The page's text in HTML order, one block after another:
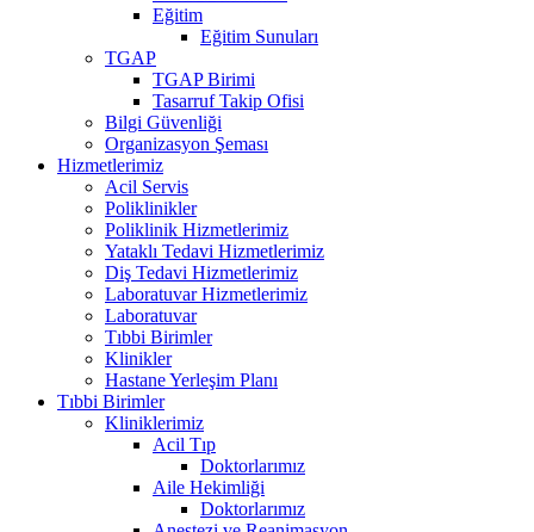
Eğitim
Eğitim Sunuları
TGAP
TGAP Birimi
Tasarruf Takip Ofisi
Bilgi Güvenliği
Organizasyon Şeması
Hizmetlerimiz
Acil Servis
Poliklinikler
Poliklinik Hizmetlerimiz
Yataklı Tedavi Hizmetlerimiz
Diş Tedavi Hizmetlerimiz
Laboratuvar Hizmetlerimiz
Laboratuvar
Tıbbi Birimler
Klinikler
Hastane Yerleşim Planı
Tıbbi Birimler
Kliniklerimiz
Acil Tıp
Doktorlarımız
Aile Hekimliği
Doktorlarımız